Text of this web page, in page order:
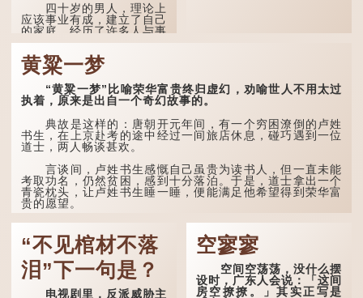
四十岁的男人，理论上
应该事业有成，建立了自己
的家庭。经历了许多人与事
之后，对事物有了自己的判
断能力，不会轻易为表象所
迷惑。
孔子在《论语·子罕》
也说：「知者不惑，仁者不
忧，勇者不惧。」「知」与
智慧的「智」相通，四十岁
的男人应已累积足够智慧，
不再对自己的人生感到困
惑、忧虑与恐惧。
到了五十岁，...
黄粱一梦
“黄粱一梦”比喻荣华富贵终归虚幻，劝喻世人不用太过
执着，原来是出自一个奇幻故事的。
典故是这样的：唐朝开元年间，有一个穷困潦倒的卢姓
书生，在上京赴考的途中经过一间旅店休息，碰巧遇到一位
道士，两人畅谈甚欢。
言谈间，卢姓书生感慨自己虽贵为读书人，但一直未能
考取功名，仍然贫困，感到十分落泊。于是，道士拿出一个
青瓷枕头，让卢姓书生睡一睡，便能满足他希望得到荣华富
贵的愿望。
这时，...
“不见棺材不落
泪”下一句是？
电视剧里，反派威胁主
空寥寥
空间空荡荡，没什么摆
设时，广东人会说：「这间
房空撩撩。」其实正写是